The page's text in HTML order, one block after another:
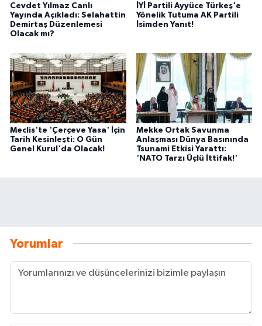
Cevdet Yılmaz Canlı
Yayında Açıkladı: Selahattin
Demirtaş Düzenlemesi
Olacak mı?
İYİ Partili Ayyüce Türkeş'e
Yönelik Tutuma AK Partili
İsimden Yanıt!
Meclis'te 'Çerçeve Yasa' İçin
Tarih Kesinleşti: O Gün
Genel Kurul'da Olacak!
Mekke Ortak Savunma
Anlaşması Dünya Basınında
Tsunami Etkisi Yarattı:
'NATO Tarzı Üçlü İttifak!'
Yorumlar